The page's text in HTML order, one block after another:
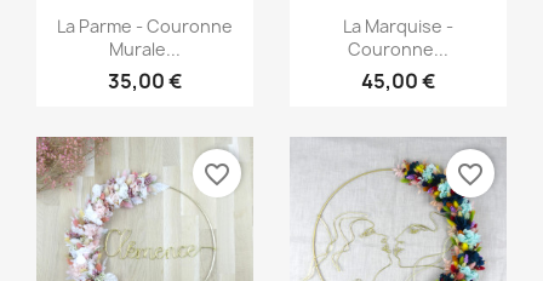
Aperçu rapide
La Parme - Couronne
Murale...
35,00 €
Aperçu rapide
La Marquise -
Couronne...
45,00 €
favorite_border favorite_border